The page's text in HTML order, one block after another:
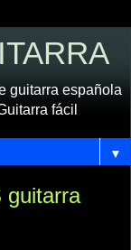
guitarra española
fácil
▼
guitarra